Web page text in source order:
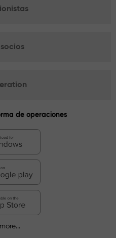
de operaciones